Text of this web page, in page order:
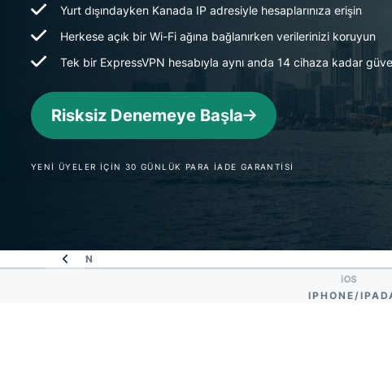
Yurt dışındayken Kanada IP adresiyle hesaplarınıza erişin
Herkese açık bir Wi-Fi ağına bağlanırken verilerinizi koruyun
Tek bir ExpressVPN hesabıyla aynı anda 14 cihaza kadar
Risksiz Denemeye Başla
YENİ ÜYELER İÇİN 30 GÜNLÜK PARA İADE GARANTİSİ
RISKSIZ DENEYIN
IPHONE/IPAD